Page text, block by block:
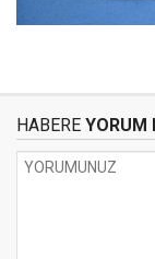
HABERE YORUM